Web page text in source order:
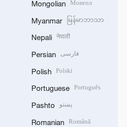
Mongolian Монгол
Myanmar မြန်မာဘာသာ
Nepali नेपाली
Persian فارسی
Polish Polski
Portuguese Português
Pashto پښتو
Romanian Română